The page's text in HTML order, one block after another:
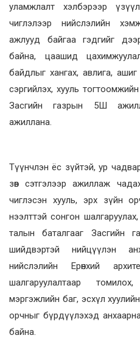
уламжлалт хэлбэрээр
чиглэлээр нийслэлийн
ажлууд байгаа гэдгийг
байна, цаашид
байдлыг хангах, авлига, ашиг
сэргийлэх, хууль
Засгийн газрын 5Ш
ажиллана.
Түүнчлэн ёс зүйтэй, ур
зөв сэтгэлээр ажиллаж
чиглэсэн хууль, эрх зүйн
нээлттэй сонгон
талын баталгааг Засгийн
шийдвэртэй нийцүүлэн
нийслэлийн Ерөнхий
шалгаруулалтаар
мэргэжлийн баг, эсхүл
орчныг бүрдүүлэхэд
байна.